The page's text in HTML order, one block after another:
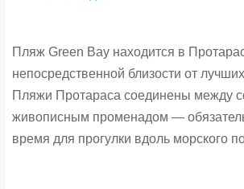
Пляж Green Bay находится в
непосредственной близости от
Пляжи Протараса соединены между
живописным променадом —
время для прогулки вдоль морского